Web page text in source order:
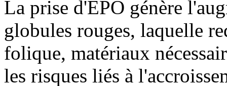
La prise d'EPO génère
globules rouges, laquelle
folique, matériaux
les risques liés à